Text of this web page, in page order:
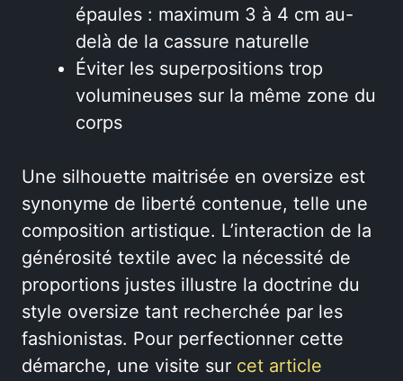
épaules : maximum 3 à 4 cm au-
delà de la cassure naturelle
Éviter les superpositions trop
volumineuses sur la même zone du
corps
Une silhouette maitrisée en oversize est
synonyme de liberté contenue, telle une
composition artistique. L’interaction de la
générosité textile avec la nécessité de
proportions justes illustre la doctrine du
style oversize tant recherchée par les
fashionistas. Pour perfectionner cette
démarche, une visite sur cet article